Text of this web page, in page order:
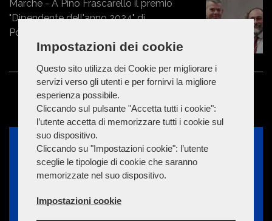
Impostazioni dei cookie
Questo sito utilizza dei Cookie per migliorare i
servizi verso gli utenti e per fornirvi la migliore
esperienza possibile.
Cliccando sul pulsante "Accetta tutti i cookie":
l’utente accetta di memorizzare tutti i cookie sul
suo dispositivo.
Cliccando su "Impostazioni cookie": l’utente
sceglie le tipologie di cookie che saranno
memorizzate nel suo dispositivo.
Impostazioni cookie
Marche - A Pino Frascarello il premio
"Dipendente dell'anno 2024" di
Poltrona Frau